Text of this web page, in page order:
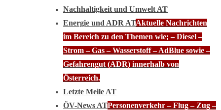
Nachhaltigkeit und Umwelt AT
Energie und ADR ATAktuelle Nachrichten
im Bereich zu den Themen wie; – Diesel –
Strom – Gas – Wasserstoff – AdBlue sowie –
Gefahrengut (ADR) innerhalb von
Österreich.
Letzte Meile AT
ÖV-News ATPersonenverkehr – Flug – Zug –